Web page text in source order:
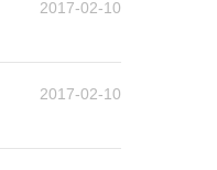
2017-02-10
2017-02-10